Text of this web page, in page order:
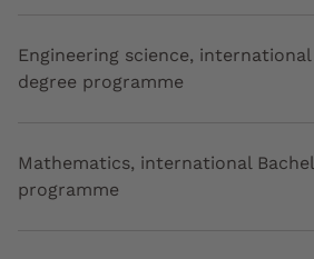
Engineering science,
degree programme
Mathematics, international
programme